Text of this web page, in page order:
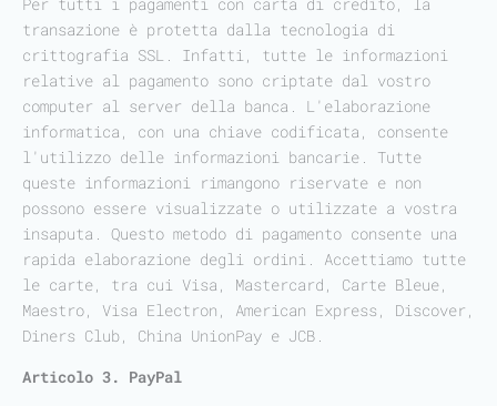
transazione è protetta dalla tecnologia di
crittografia SSL. Infatti, tutte le informazioni
relative al pagamento sono criptate dal vostro
computer al server della banca. L'elaborazione
informatica, con una chiave codificata, consente
l'utilizzo delle informazioni bancarie. Tutte
queste informazioni rimangono riservate e non
possono essere visualizzate o utilizzate a vostra
insaputa. Questo metodo di pagamento consente una
rapida elaborazione degli ordini. Accettiamo tutte
le carte, tra cui Visa, Mastercard, Carte Bleue,
Maestro, Visa Electron, American Express, Discover,
Diners Club, China UnionPay e JCB.
Articolo 3. PayPal